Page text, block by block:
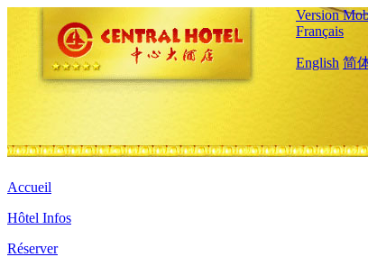
Version
Français
English 简
Accueil
Hôtel Infos
Réserver